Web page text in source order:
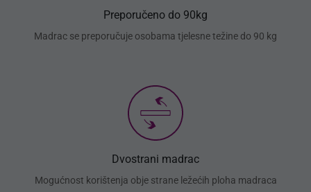
Preporučeno do 90kg
Madrac se preporučuje osobama tjelesne težine do 90 kg
Dvostrani madrac
Mogućnost korištenja obje strane ležećih ploha madraca